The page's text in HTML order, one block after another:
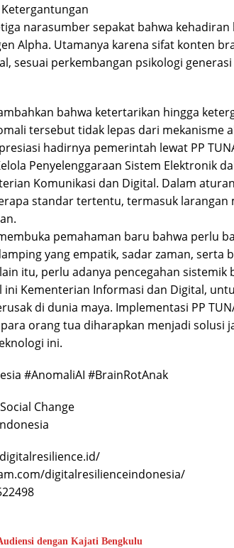
Ketergantungan
narasumber sepakat bahwa
Alpha. Utamanya karena sifat konten
sesuai perkembangan psikologi
bahwa ketertarikan hingga
tersebut tidak lepas dari mekanisme
hadirnya pemerintah lewat PP
Penyelenggaraan Sistem Elektronik
Komunikasi dan Digital. Dalam
standar tertentu, termasuk larangan
pemahaman baru bahwa perlu
yang empatik, sadar zaman, serta
itu, perlu adanya pencegahan sistemik
Kementerian Informasi dan Digital,
di dunia maya. Implementasi PP
orang tua diharapkan menjadi solusi
ini.
#AnomaliAI #BrainRotAnak
Change
digitalresilienceindonesia/
dengan Kajati Bengkulu